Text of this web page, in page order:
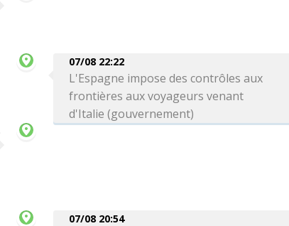
07/08 22:22
L'Espagne impose des contrôles aux
frontières aux voyageurs venant
d'Italie (gouvernement)
07/08 20:54